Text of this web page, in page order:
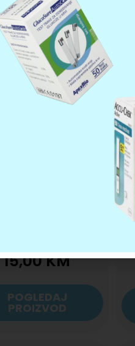
Olive za
stetoskop
15,00KM
POGLEDAJ
PROIZVOD